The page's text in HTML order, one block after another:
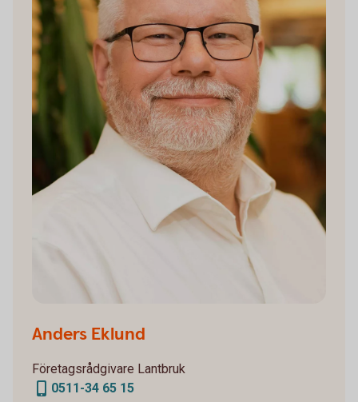
Anders Eklund
Företagsrådgivare Lantbruk
0511-34 65 15